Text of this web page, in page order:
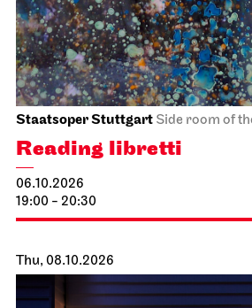
Staatsoper Stuttgart Side room of
Reading libretti
06.10.2026
19:00 - 20:30
Thu, 08.10.2026